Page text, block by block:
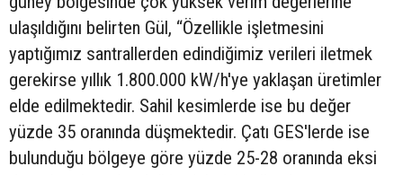
ulaşıldığını belirten Gül, “Özellikle işletmesini
yaptığımız santrallerden edindiğimiz verileri iletmek
gerekirse yıllık 1.800.000 kW/h'ye yaklaşan üretimler
elde edilmektedir. Sahil kesimlerde ise bu değer
yüzde 35 oranında düşmektedir. Çatı GES'lerde ise
bulunduğu bölgeye göre yüzde 25-28 oranında eksi